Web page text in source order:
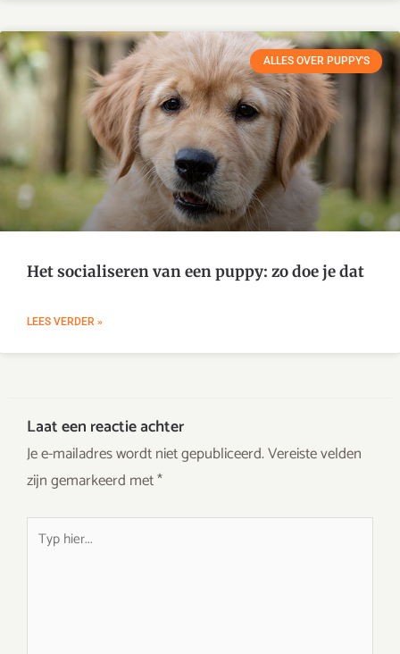
ALLES OVER PUPPY'S
Het socialiseren van een puppy: zo doe je dat
LEES VERDER »
Laat een reactie achter
Je e-mailadres wordt niet gepubliceerd.Vereiste velden
zijn gemarkeerd met*
Typ